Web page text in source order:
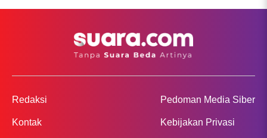
Redaksi
Kontak
Pedoman Media Siber
Kebijakan Privasi